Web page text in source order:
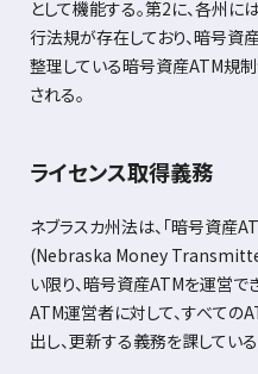
として機能する。第2に、各州
行法規が存在しており、暗号資
整理している暗号資産ATM規
される。
ライセンス取得義務
ネブラスカ州法は、「暗号資産
(Nebraska Money
い限り、暗号資産ATMを運営で
ATM運営者に対して、すべての
出し、更新する義務を課している